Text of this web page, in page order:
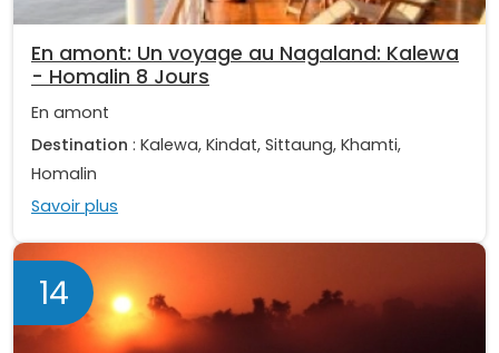
En amont: Un voyage au Nagaland: Kalewa
- Homalin 8 Jours
En amont
Destination : Kalewa, Kindat, Sittaung, Khamti,
Homalin
Savoir plus
14